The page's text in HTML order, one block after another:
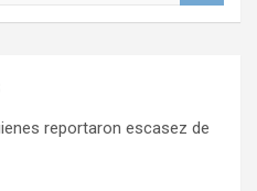
reportaron escasez de